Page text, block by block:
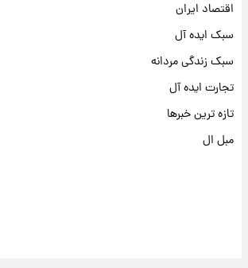
اقتصاد ایران
سبک ایده آل
سبک زندگی مردانه
تجارت ایده آل
تازه ترین خبرها
مبل ال